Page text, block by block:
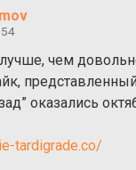
чем
оказались
tardigrade.co/